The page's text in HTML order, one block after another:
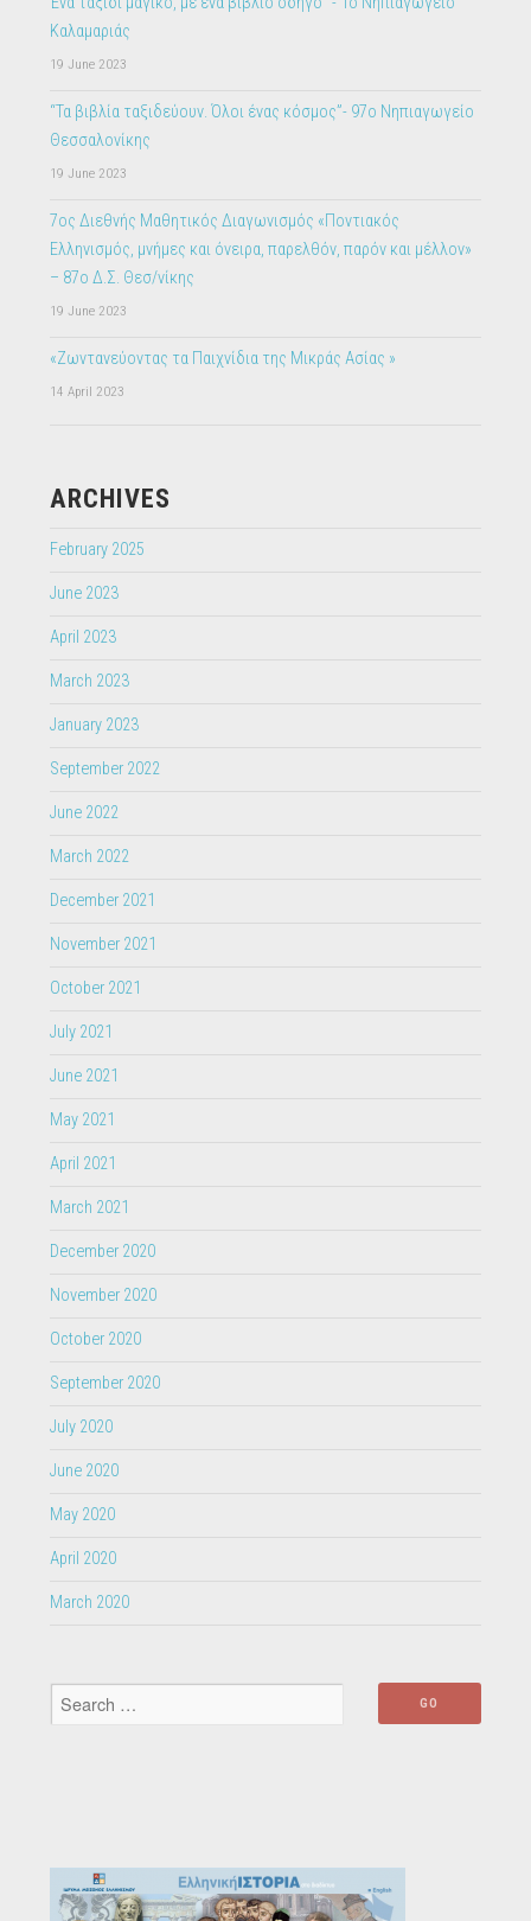
Καλαμαριάς
19 June 2023
“Τα βιβλία ταξιδεύουν. Όλοι ένας κόσμος”- 97ο Νηπιαγωγείο
Θεσσαλονίκης
19 June 2023
7ος Διεθνής Μαθητικός Διαγωνισμός «Ποντιακός
Ελληνισμός, μνήμες και όνειρα, παρελθόν, παρόν και μέλλον»
– 87ο Δ.Σ. Θεσ/νίκης
19 June 2023
«Ζωντανεύοντας τα Παιχνίδια της Μικράς Ασίας »
14 April 2023
ARCHIVES
February 2025
June 2023
April 2023
March 2023
January 2023
September 2022
June 2022
March 2022
December 2021
November 2021
October 2021
July 2021
June 2021
May 2021
April 2021
March 2021
December 2020
November 2020
October 2020
September 2020
July 2020
June 2020
May 2020
April 2020
March 2020